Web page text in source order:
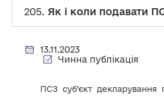
205. Як і коли подавати
13.11.2023
Чинна публікація
ПСЗ суб’єкт декларування